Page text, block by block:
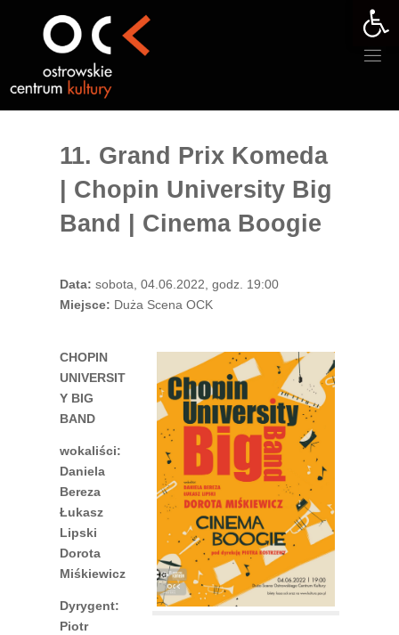
11. Grand Prix Komeda
| Chopin University Big
Band | Cinema Boogie
Data: sobota, 04.06.2022, godz. 19:00
Miejsce: Duża Scena OCK
CHOPIN
UNIVERSIT
Y BIG
BAND
wokaliści:
Daniela
Bereza
Łukasz
Lipski
Dorota
Miśkiewicz
Dyrygent:
Piotr